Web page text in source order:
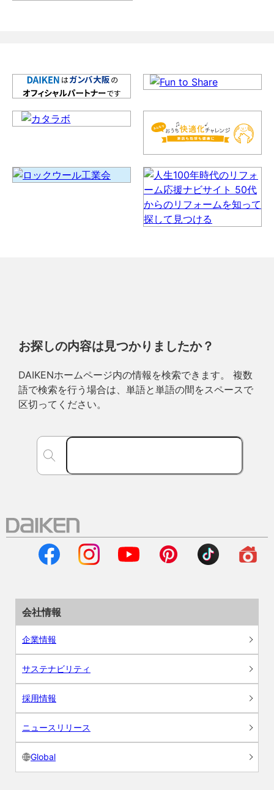
お探しの内容は見つかりましたか？
DAIKENホームページ内の情報を検索できます。 複数
語で検索を行う場合は、単語と単語の間をスペースで
区切ってください。
会社情報
企業情報
サステナビリティ
採用情報
ニュースリリース
Global